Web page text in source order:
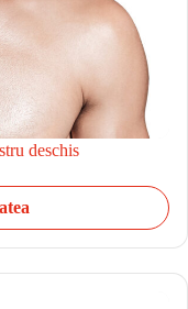
deschis